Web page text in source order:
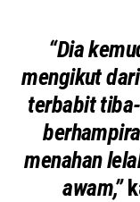
“Dia
mengikut
terbabit
menahan
awam,”